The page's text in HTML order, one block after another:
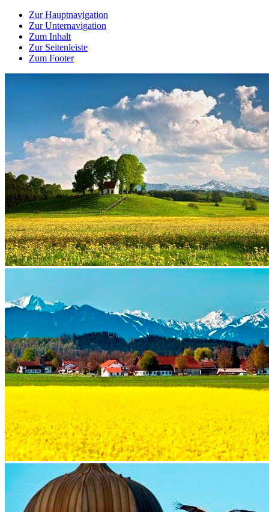
Zur Hauptnavigation
Zur Unternavigation
Zum Inhalt
Zur Seitenleiste
Zum Footer